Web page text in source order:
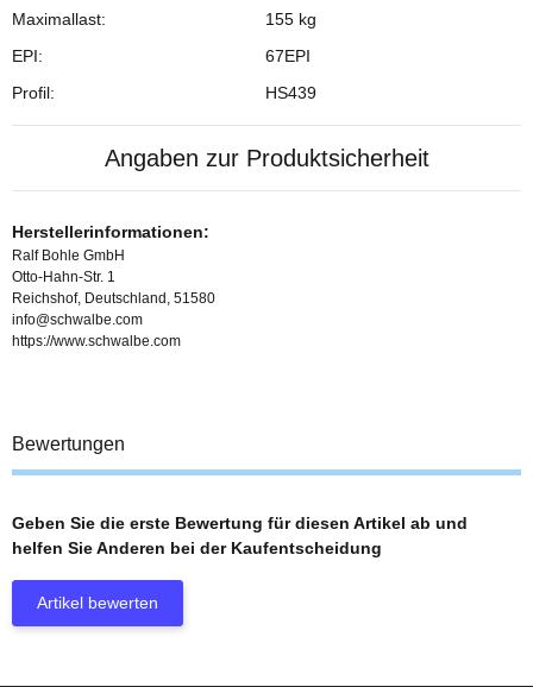
Maximallast:
155 kg
EPI:
67EPI
Profil:
HS439
Angaben zur Produktsicherheit
Herstellerinformationen:
Ralf Bohle GmbH
Otto-Hahn-Str. 1
Reichshof, Deutschland, 51580
info@schwalbe.com
https://www.schwalbe.com
Bewertungen
Geben Sie die erste Bewertung für diesen Artikel ab und
helfen Sie Anderen bei der Kaufentscheidung
Artikel bewerten